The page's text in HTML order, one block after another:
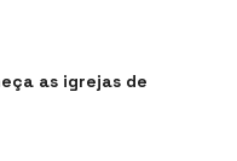
as igrejas de